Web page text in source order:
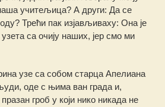
учитељица? А други: Да се
Трећи пак изјављиваху: Она је
са очију наших, јер смо ми
узе са собом старца Апелиана
оде с њима ван града и,
гроб у који нико никада не